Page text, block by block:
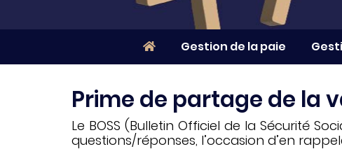
Gestion de la paie
Prime de partage de la
Le BOSS (Bulletin Officiel de la Sécurité
questions/réponses, l’occasion d’en